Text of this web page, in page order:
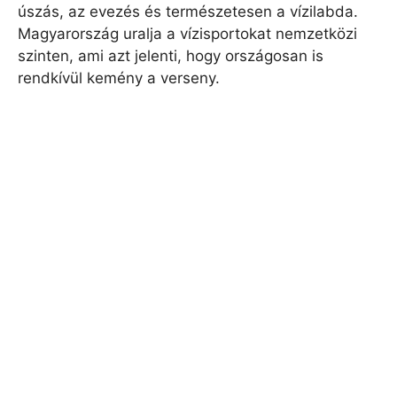
úszás, az evezés és természetesen a vízilabda.
Magyarország uralja a vízisportokat nemzetközi
szinten, ami azt jelenti, hogy országosan is
rendkívül kemény a verseny.